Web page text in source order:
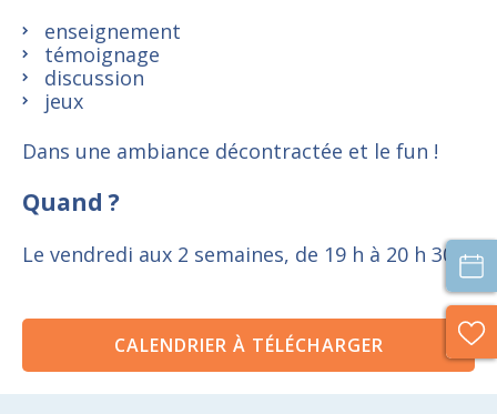
enseignement
témoignage
discussion
jeux
Dans une ambiance décontractée et le fun !
Quand ?
Le vendredi aux 2 semaines, de 19 h à 20 h 30.
CALENDRIER À TÉLÉCHARGER